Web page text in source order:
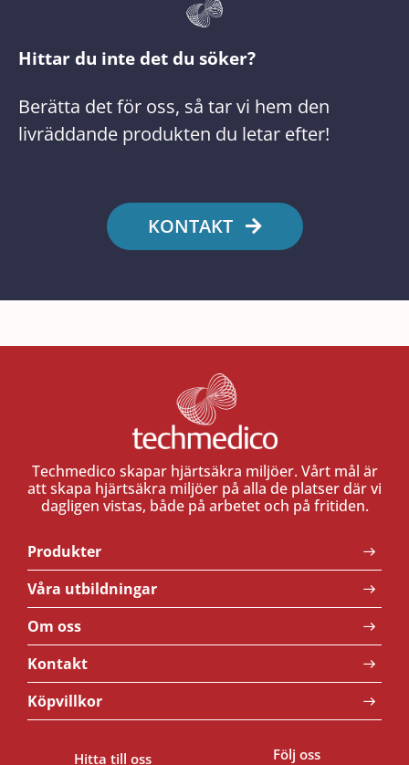
Hittar du inte det du söker?
Berätta det för oss, så tar vi hem den
livräddande produkten du letar efter!
KONTAKT
Techmedico skapar hjärtsäkra miljöer. Vårt mål är
att skapa hjärtsäkra miljöer på alla de platser där vi
dagligen vistas, både på arbetet och på fritiden.
Produkter
Våra utbildningar
Om oss
Kontakt
Köpvillkor
Hitta till oss Följ oss